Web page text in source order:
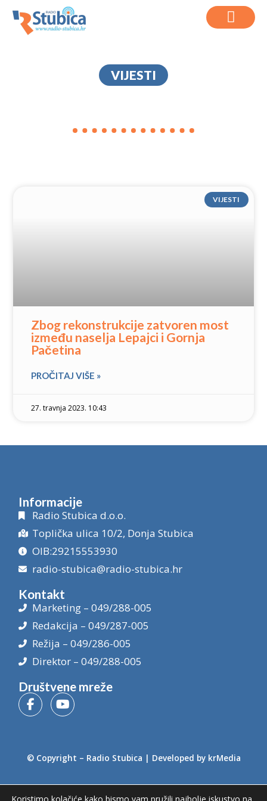
VIJESTI
VIJESTI
Zbog rekonstrukcije zatvoren most
između naselja Lepajci i Gornja
Pačetina
PROČITAJ VIŠE »
27. travnja 2023. 10:43
Informacije
Radio Stubica d.o.o.
Toplička ulica 10/2, Donja Stubica
OIB:29215553930
radio-stubica@radio-stubica.hr
Kontakt
Marketing – 049/288-005
Redakcija – 049/287-005
Režija – 049/286-005
Direktor – 049/288-005
Društvene mreže
© Copyright – Radio Stubica | Developed by krMedia